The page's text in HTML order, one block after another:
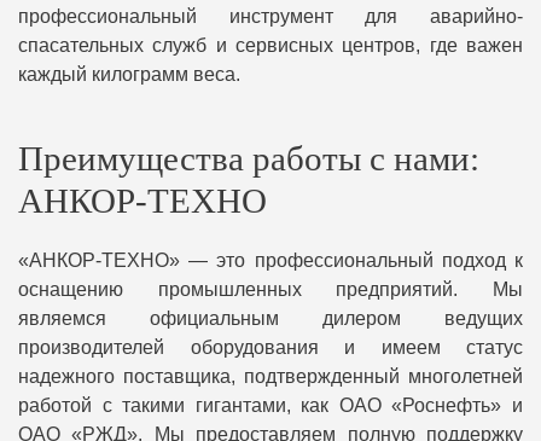
профессиональный инструмент для аварийно-
спасательных служб и сервисных центров, где важен
каждый килограмм веса.
Преимущества работы с нами:
АНКОР-ТЕХНО
«АНКОР-ТЕХНО» — это профессиональный подход к
оснащению промышленных предприятий. Мы
являемся официальным дилером ведущих
производителей оборудования и имеем статус
надежного поставщика, подтвержденный многолетней
работой с такими гигантами, как ОАО «Роснефть» и
ОАО «РЖД». Мы предоставляем полную поддержку